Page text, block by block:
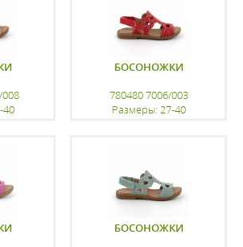
40
БОСОНОЖКИ
780480 7006/003
Размеры: 27-40
БОСОНОЖКИ